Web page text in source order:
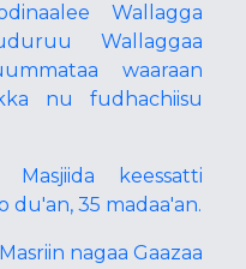
Wallagga
Wallaggaa
waaraan
nu fudhachiisu
Masjiida keessatti
du'an, 35 madaa'an.
nagaa Gaazaa